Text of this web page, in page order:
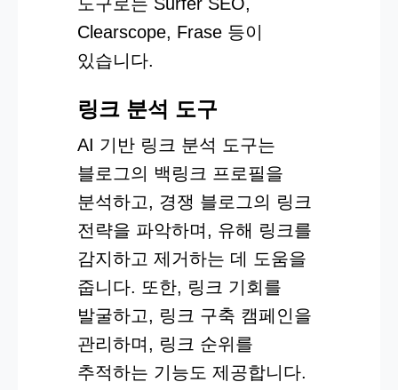
Clearscope, Frase 등이
있습니다.
링크 분석 도구
AI 기반 링크 분석 도구는
블로그의 백링크 프로필을
분석하고, 경쟁 블로그의 링크
전략을 파악하며, 유해 링크를
감지하고 제거하는 데 도움을
줍니다. 또한, 링크 기회를
발굴하고, 링크 구축 캠페인을
관리하며, 링크 순위를
추적하는 기능도 제공합니다.